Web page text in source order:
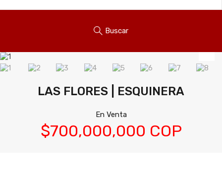
Buscar
LAS FLORES | ESQUINERA
En Venta
$700,000,000 COP